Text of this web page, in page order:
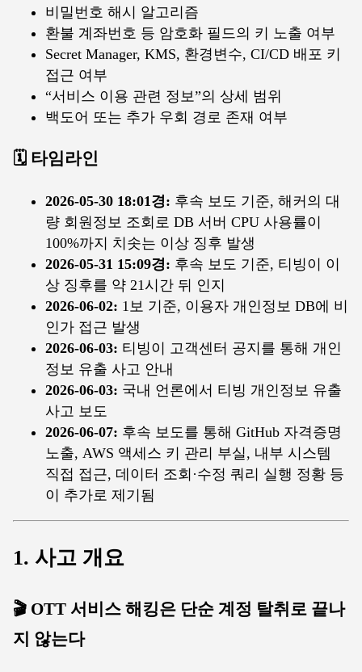
비밀번호 해시 알고리즘
환불 계좌번호 등 암호화 필드의 키 노출 여부
Secret Manager, KMS, 환경변수, CI/CD 배포 키
접근 여부
“서비스 이용 관련 정보”의 상세 범위
백도어 또는 추가 우회 경로 존재 여부
🗓️ 타임라인
2026-05-30 18:01경: 후속 보도 기준, 해커의 대
량 회원정보 조회로 DB 서버 CPU 사용률이
100%까지 치솟는 이상 징후 발생
2026-05-31 15:09경: 후속 보도 기준, 티빙이 이
상 징후를 약 21시간 뒤 인지
2026-06-02: 1보 기준, 이용자 개인정보 DB에 비
인가 접근 발생
2026-06-03: 티빙이 고객센터 공지를 통해 개인
정보 유출 사고 안내
2026-06-03: 국내 언론에서 티빙 개인정보 유출
사고 보도
2026-06-07: 후속 보도를 통해 GitHub 자격증명
노출, AWS 액세스 키 관리 부실, 내부 시스템
직접 접근, 데이터 조회·수정 쿼리 실행 정황 등
이 추가로 제기됨
1. 사고 개요
🎬 OTT 서비스 해킹은 단순 계정 탈취로 끝나
지 않는다